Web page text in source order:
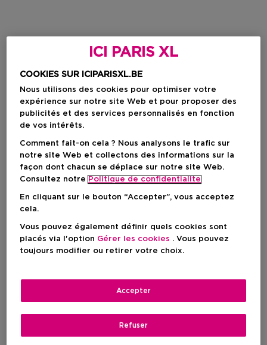
ICI PARIS XL
COOKIES SUR ICIPARISXL.BE
Nous utilisons des cookies pour optimiser votre
expérience sur notre site Web et pour proposer des
publicités et des services personnalisés en fonction
de vos intérêts.
Comment fait-on cela ? Nous analysons le trafic sur
notre site Web et collectons des informations sur la
façon dont chacun se déplace sur notre site Web.
Consultez notre Politique de confidentialite
En cliquant sur le bouton “Accepter”, vous acceptez
cela.
Vous pouvez également définir quels cookies sont
placés via l'option Gérer les cookies . Vous pouvez
toujours modifier ou retirer votre choix.
Refuser
Accepter